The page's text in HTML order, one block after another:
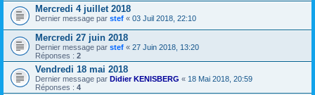
Mercredi 4 juillet 2018
Dernier message par stef « 03 Juil 2018, 22:10
Mercredi 27 juin 2018
Dernier message par stef « 27 Juin 2018, 13:20
Réponses : 2
Vendredi 18 mai 2018
Dernier message par Didier KENISBERG « 18 Mai 2018, 20:59
Réponses : 4